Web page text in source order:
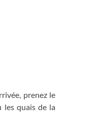
prenez le
les quais de la